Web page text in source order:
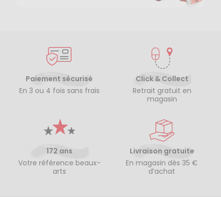
Paiement sécurisé
En 3 ou 4 fois sans frais
Click & Collect
Retrait gratuit en
magasin
172 ans
Votre référence beaux-
arts
Livraison gratuite
En magasin dès 35 €
d’achat